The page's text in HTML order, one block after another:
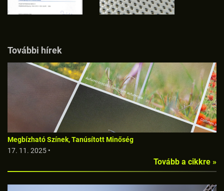
További hírek
Megbízható Színek, Tanúsított Minőség
17. 11. 2025 •
Tovább a cikkre »